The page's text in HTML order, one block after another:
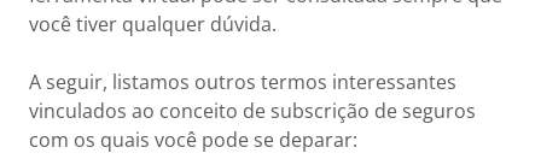
você tiver qualquer dúvida.
A seguir, listamos outros termos interessantes
vinculados ao conceito de subscrição de seguros
com os quais você pode se deparar: